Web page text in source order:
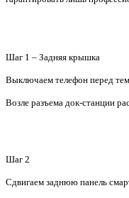
Шаг 1 – Задняя крышка
Выключаем телефон перед
Возле разъема док-станции
Шаг 2
Сдвигаем заднюю панель